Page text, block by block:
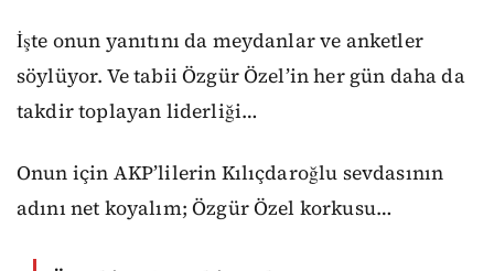
İşte onun yanıtını da meydanlar ve anketler
söylüyor. Ve tabii Özgür Özel’in her gün daha da
takdir toplayan liderliği…
Onun için AKP’lilerin Kılıçdaroğlu sevdasının
adını net koyalım; Özgür Özel korkusu…